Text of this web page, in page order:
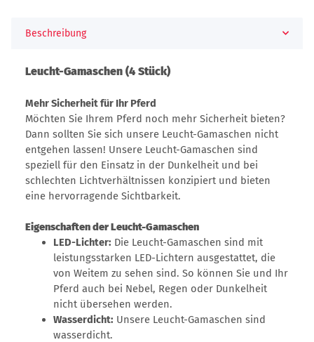
Beschreibung
Leucht-Gamaschen (4 Stück)
Mehr Sicherheit für Ihr Pferd
Möchten Sie Ihrem Pferd noch mehr Sicherheit bieten?
Dann sollten Sie sich unsere Leucht-Gamaschen nicht
entgehen lassen! Unsere Leucht-Gamaschen sind
speziell für den Einsatz in der Dunkelheit und bei
schlechten Lichtverhältnissen konzipiert und bieten
eine hervorragende Sichtbarkeit.
Eigenschaften der Leucht-Gamaschen
LED-Lichter: Die Leucht-Gamaschen sind mit
leistungsstarken LED-Lichtern ausgestattet, die
von Weitem zu sehen sind. So können Sie und Ihr
Pferd auch bei Nebel, Regen oder Dunkelheit
nicht übersehen werden.
Wasserdicht: Unsere Leucht-Gamaschen sind
wasserdicht.